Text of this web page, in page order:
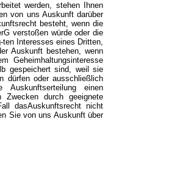
werden, stehen Ihnen
von uns Auskunft darüber
besteht, wenn die
verstoßen würde oder die
ten Interesses eines Dritten,
Auskunft bestehen, wenn
Geheimhaltungsinteresse
gespeichert sind, weil sie
dürfen oder ausschließlich
einen
Zwecken durch geeignete
dasAuskunftsrecht nicht
Sie von uns Auskunft über